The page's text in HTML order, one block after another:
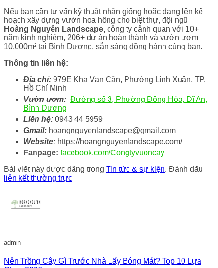
Nếu bạn cần tư vấn kỹ thuật nhân giống hoặc đang lên kế
hoạch xây dựng vườn hoa hồng cho biệt thự, đội ngũ
Hoàng Nguyên Landscape, công ty cảnh quan với 10+
năm kinh nghiệm, 206+ dự án hoàn thành và vườn ươm
10,000m² tại Bình Dương, sẵn sàng đồng hành cùng bạn.
Thông tin liên hệ:
Địa chỉ: 979E Kha Vạn Cân, Phường Linh Xuân, TP.
Hồ Chí Minh
Vườn ươm: Đường số 3, Phường Đông Hòa, Dĩ An,
Bình Dương
Liên hệ: 0943 44 5959
Gmail: hoangnguyenlandscape@gmail.com
Website: https://hoangnguyenlandscape.com/
Fanpage: facebook.com/Congtyvuoncay
Bài viết này được đăng trong Tin tức & sự kiện. Đánh dấu
liên kết thường trực.
admin
Nên Trồng Cây Gì Trước Nhà Lấy Bóng Mát? Top 10 Lựa